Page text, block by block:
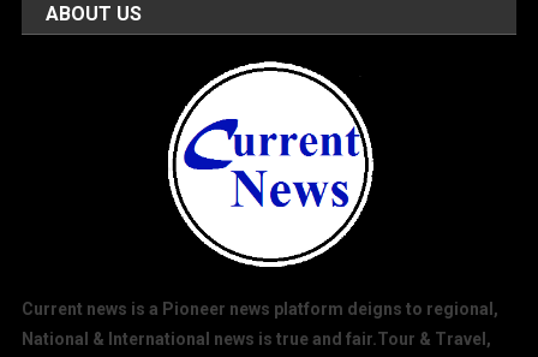
ABOUT US
Current news is a Pioneer news platform deigns to regional,
National & International news is true and fair.Tour & Travel,